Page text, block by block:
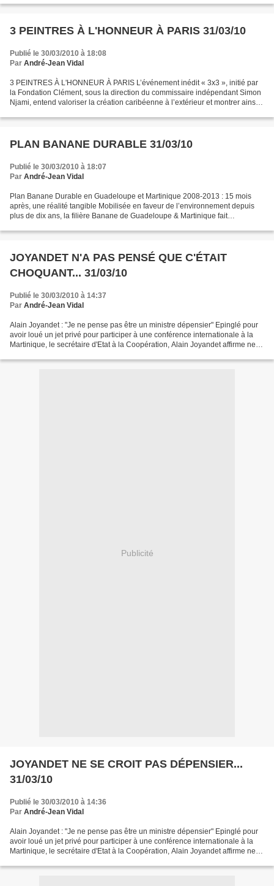
3 PEINTRES À L'HONNEUR À PARIS 31/03/10
Publié le 30/03/2010 à 18:08
Par André-Jean Vidal
3 PEINTRES À L'HONNEUR À PARIS L’événement inédit « 3x3 », initié par
la Fondation Clément, sous la direction du commissaire indépendant Simon
Njami, entend valoriser la création caribéenne à l’extérieur et montrer ainsi à
PLAN BANANE DURABLE 31/03/10
Publié le 30/03/2010 à 18:07
Par André-Jean Vidal
Plan Banane Durable en Guadeloupe et Martinique 2008-2013 : 15 mois
après, une réalité tangible Mobilisée en faveur de l’environnement depuis
plus de dix ans, la filière Banane de Guadeloupe & Martinique fait
JOYANDET N'A PAS PENSÉ QUE C'ÉTAIT
CHOQUANT... 31/03/10
Publié le 30/03/2010 à 14:37
Par André-Jean Vidal
Alain Joyandet : "Je ne pense pas être un ministre dépensier" Epinglé pour
avoir loué un jet privé pour participer à une conférence internationale à la
Martinique, le secrétaire d'Etat à la Coopération, Alain Joyandet affirme ne
Publicité
JOYANDET NE SE CROIT PAS DÉPENSIER...
31/03/10
Publié le 30/03/2010 à 14:36
Par André-Jean Vidal
Alain Joyandet : "Je ne pense pas être un ministre dépensier" Epinglé pour
avoir loué un jet privé pour participer à une conférence internationale à la
Martinique, le secrétaire d'Etat à la Coopération, Alain Joyandet affirme ne